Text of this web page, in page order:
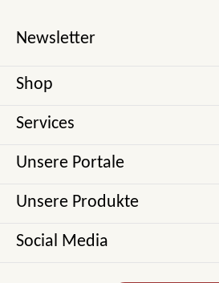
Newsletter
Shop
Services
Unsere Portale
Unsere Produkte
Social Media